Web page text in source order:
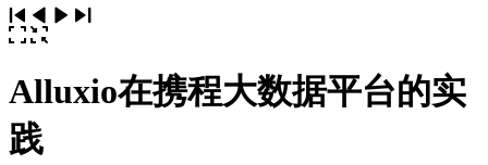
Alluxio在携程大数据平台的实
践